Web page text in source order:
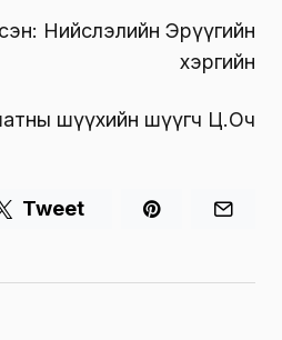
Нийслэлийн Эрүүгийн
хэргийн
шүүхийн шүүгч Ц.Оч
Tweet